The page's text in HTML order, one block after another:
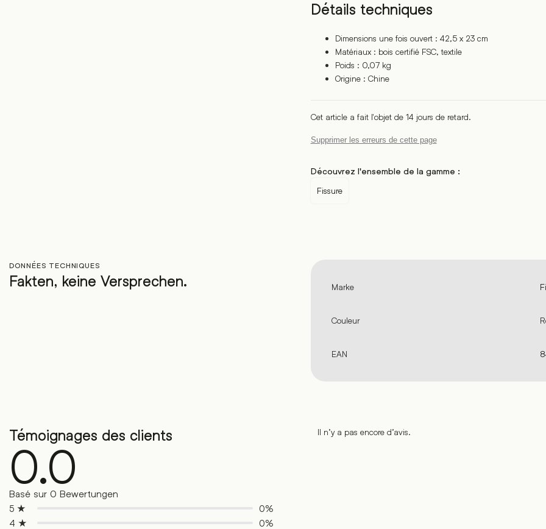
Détails techniques
Dimensions une fois ouvert : 42,5 x 23 cm
Matériaux : bois certifié FSC, textile
Poids : 0,07 kg
Origine : Chine
Cet article a fait l'objet de 14 jours de retard.
Supprimer les erreurs de cette page
Découvrez l'ensemble de la gamme :
Fissure
DONNÉES TECHNIQUES
Fakten, keine Versprechen. Marke
Couleur
EAN
Témoignages des clients
0.0
Basé sur 0 Bewertungen
5 ★
0%
4 ★
0%
Il n’y a pas encore d’avis.